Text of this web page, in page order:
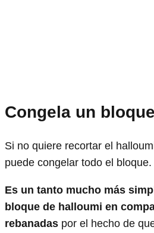
Congela un
Si no quiere recortar el
puede congelar todo el bloque.
Es un tanto mucho más
bloque de halloumi en
rebanadas por el hecho de